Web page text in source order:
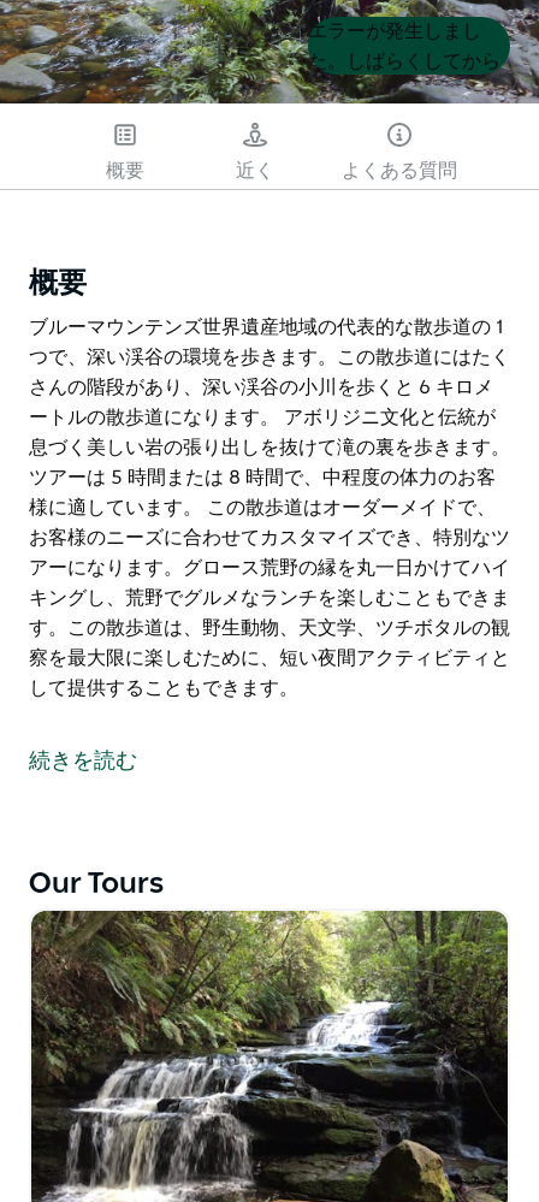
Product
List
Product
List
エラーが発生しまし
た。しばらくしてから
もう一度試してくださ
概要 近く よくある質問
概要
ブルーマウンテンズ世界遺産地域の代表的な散歩道の 1
つで、深い渓谷の環境を歩きます。この散歩道にはたく
さんの階段があり、深い渓谷の小川を歩くと 6 キロメ
ートルの散歩道になります。 アボリジニ文化と伝統が
息づく美しい岩の張り出しを抜けて滝の裏を歩きます。
ツアーは 5 時間または 8 時間で、中程度の体力のお客
様に適しています。 この散歩道はオーダーメイドで、
お客様のニーズに合わせてカスタマイズでき、特別なツ
アーになります。グロース荒野の縁を丸一日かけてハイ
キングし、荒野でグルメなランチを楽しむこともできま
す。この散歩道は、野生動物、天文学、ツチボタルの観
察を最大限に楽しむために、短い夜間アクティビティと
して提供することもできます。
つで、深い渓谷の環境を歩きます。この散歩道にはたく
さんの階段があり、深い渓谷の小川を歩くと 6 キロメ
けて滝の裏を歩きます。ツアーは 5 時間または 8 時間
で、中程度の体力のお客様に適しています。
この散歩道はオーダーメイドで、お客様のニーズに合わ
せてカスタマイズでき、特別なツアーになります。グロ
ース荒野の縁を丸一日かけてハイキングし、荒野でグル
メなランチを楽しむこともできます。この散歩道は、野
生動物、天文学、ツチボタルの観察を最大限に楽しむた
めに、短い夜間アクティビティとして提供することもで
きます。
続きを読む
Our Tours